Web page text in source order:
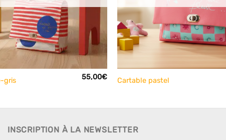
gris 55,00€ Cartable pastel
INSCRIPTION À LA NEWSLETTER